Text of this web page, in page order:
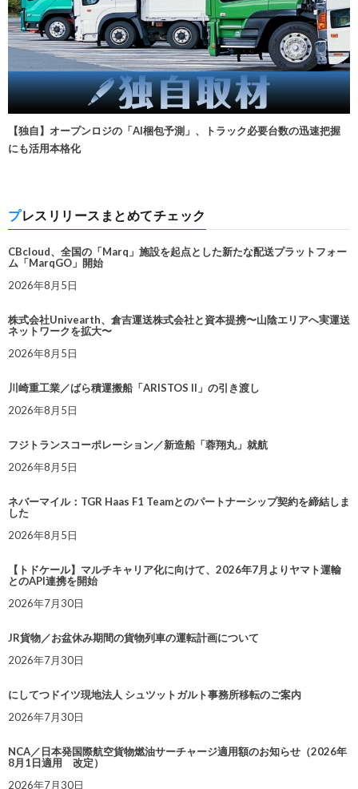
【独自】オープンロジの「AI梱包予測」、トラック必要台数の迅速把握
にも活用本格化
プレスリリースまとめてチェック
CBcloud、全国の「Marq」施設を起点とした新たな配送プラットフォー
ム「MarqGO」開始
2026年8月5日
株式会社Univearth、倉吉運送株式会社と資本提携〜山陰エリアへ実運送
ネットワークを拡大〜
2026年8月5日
川崎重工業／ばら積運搬船「ARISTOS II」の引き渡し
2026年8月5日
フジトランスコーポレーション／新造船「蓉翔丸」就航
2026年8月5日
ネバーマイル：TGR Haas F1 Teamとのパートナーシップ契約を締結しま
した
2026年8月5日
【トドケール】マルチキャリア化に向けて、2026年7月よりヤマト運輸
とのAPI連携を開始
2026年7月30日
JR貨物／お盆休み期間の貨物列車の運転計画について
2026年7月30日
にしてつドイツ現地法人 シュツットガルト事務所移転のご案内
2026年7月30日
NCA／日本発国際航空貨物燃油サーチャージ適用額のお知らせ（2026年
8月1日適用 改定）
2026年7月30日